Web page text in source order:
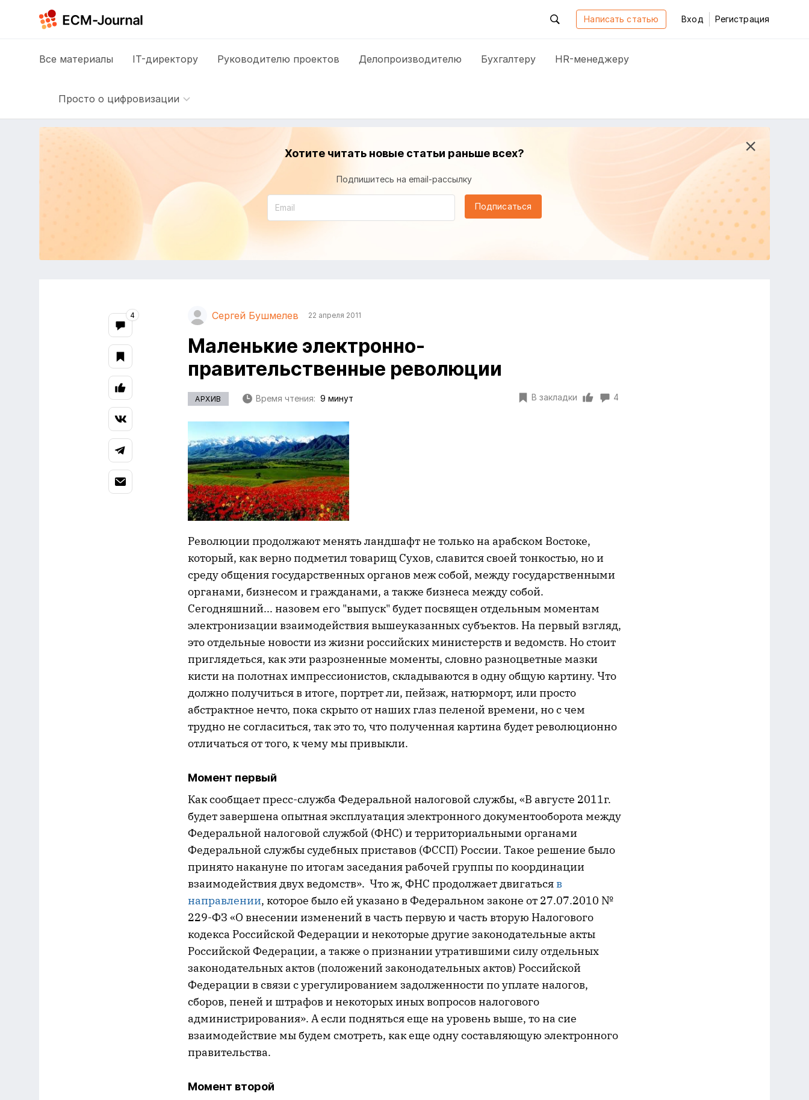
Написать статью Вход Регистрация
Все материалы IT-директору Руководителю проектов Делопроизводителю Бухгалтеру HR-менеджеру
Просто о цифровизации
Хотите читать новые статьи раньше всех?
Подпишитесь на email-рассылку
Подписаться
Сергей Бушмелев 22 апреля 2011
Маленькие электронно-
правительственные революции
АРХИВ Время чтения: 9 минут В закладки 4
Революции продолжают менять ландшафт не только на арабском Востоке,
который, как верно подметил товарищ Сухов, славится своей тонкостью, но и
среду общения государственных органов меж собой, между государственными
органами, бизнесом и гражданами, а также бизнеса между собой.
Сегодняшний... назовем его "выпуск" будет посвящен отдельным моментам
электронизации взаимодействия вышеуказанных субъектов. На первый взгляд,
это отдельные новости из жизни российских министерств и ведомств. Но стоит
приглядеться, как эти разрозненные моменты, словно разноцветные мазки
кисти на полотнах импрессионистов, складываются в одну общую картину. Что
должно получиться в итоге, портрет ли, пейзаж, натюрморт, или просто
абстрактное нечто, пока скрыто от наших глаз пеленой времени, но с чем
трудно не согласиться, так это то, что полученная картина будет революционно
отличаться от того, к чему мы привыкли.
Момент первый
Как сообщает пресс-служба Федеральной налоговой службы, «В августе 2011г.
будет завершена опытная эксплуатация электронного документооборота между
Федеральной налоговой службой (ФНС) и территориальными органами
Федеральной службы судебных приставов (ФССП) России. Такое решение было
принято накануне по итогам заседания рабочей группы по координации
взаимодействия двух ведомств». Что ж, ФНС продолжает двигаться в
направлении, которое было ей указано в Федеральном законе от 27.07.2010 №
229-ФЗ «О внесении изменений в часть первую и часть вторую Налогового
кодекса Российской Федерации и некоторые другие законодательные акты
Российской Федерации, а также о признании утратившими силу отдельных
законодательных актов (положений законодательных актов) Российской
Федерации в связи с урегулированием задолженности по уплате налогов,
сборов, пеней и штрафов и некоторых иных вопросов налогового
администрирования». А если подняться еще на уровень выше, то на сие
взаимодействие мы будем смотреть, как еще одну составляющую электронного
правительства.
Момент второй
4